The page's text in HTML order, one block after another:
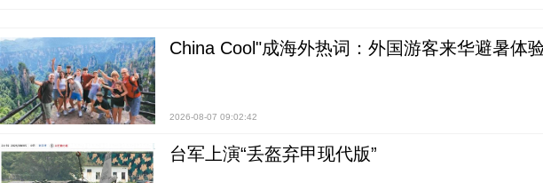
China Cool"成海外热词：外国游客来华避暑体
2026-08-07 09:02:42
台军上演“丢盔弃甲现代版”